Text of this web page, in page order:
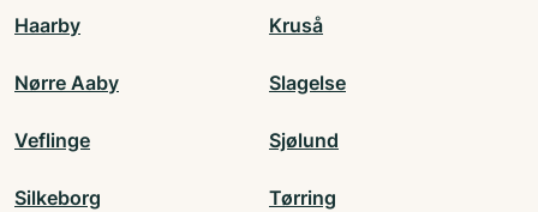
Haarby Kruså
Nørre Aaby Slagelse
Veflinge Sjølund
Silkeborg Tørring